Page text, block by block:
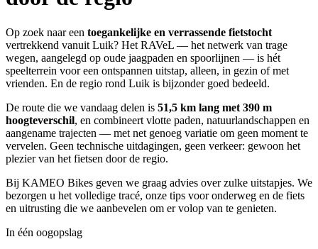
Op zoek naar een toegankelijke en verrassende fietstocht
vertrekkend vanuit Luik? Het RAVeL — het netwerk van trage
wegen, aangelegd op oude jaagpaden en spoorlijnen — is hét
speelterrein voor een ontspannen uitstap, alleen, in gezin of met
vrienden. En de regio rond Luik is bijzonder goed bedeeld.
De route die we vandaag delen is 51,5 km lang met 390 m
hoogteverschil, en combineert vlotte paden, natuurlandschappen en
aangename trajecten — met net genoeg variatie om geen moment te
vervelen. Geen technische uitdagingen, geen verkeer: gewoon het
plezier van het fietsen door de regio.
Bij KAMEO Bikes geven we graag advies over zulke uitstapjes. We
bezorgen u het volledige tracé, onze tips voor onderweg en de fiets
en uitrusting die we aanbevelen om er volop van te genieten.
In één oogopslag